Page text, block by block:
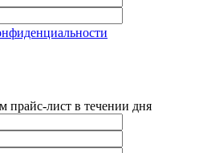
лист в течении дня